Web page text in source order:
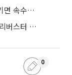
경찰 수사 기다리다 피의자 석방…기한 넘기면 속수무책
‘보완수사권 폐지법’ 본회의 상정…여야 필리버스터 대치
0